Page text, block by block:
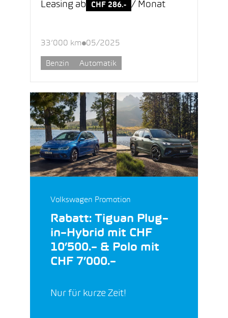
Leasing ab CHF 286.- / Monat
33’000 km 05/2025
Benzin Automatik
Volkswagen Promotion
Rabatt: Tiguan Plug–
in–Hybrid mit CHF
10’500.– & Polo mit
CHF 7’000.–
Nur für kurze Zeit!